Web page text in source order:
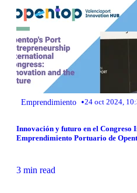
Emprendimiento •24 oct 2024,
Innovación y futuro en el Congreso
Emprendimiento Portuario de
3 min read